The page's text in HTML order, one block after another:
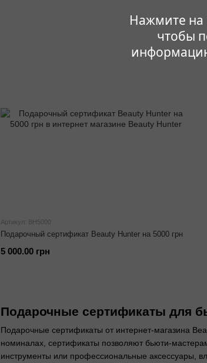
Нажмите на
чтобы
Артикул: BH5000
Подарочный сертификат Beauty Hunter на 5000 грн
5 000.00 грн
Подарочные сертификаты для
Подарочные сертификаты от интернет-магазина
номиналах, сертификаты позволяют бьюти-
инструменты или профессиональные аксессуары,